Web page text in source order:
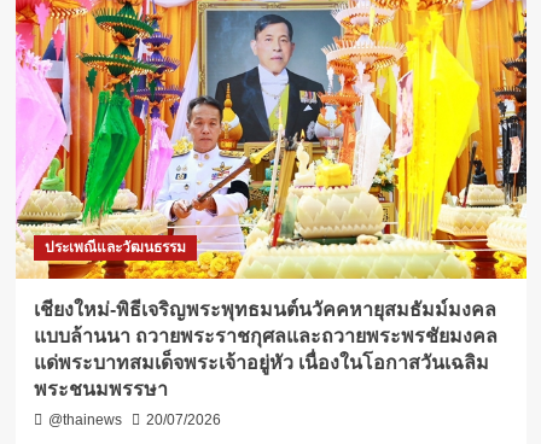
ประเพณีและวัฒนธรรม
เชียงใหม่-พิธีเจริญพระพุทธมนต์นวัคคหายุสมธัมม์มงคล
แบบล้านนา ถวายพระราชกุศลและถวายพระพรชัยมงคล
แด่พระบาทสมเด็จพระเจ้าอยู่หัว เนื่องในโอกาสวันเฉลิม
พระชนมพรรษา
@thainews 20/07/2026